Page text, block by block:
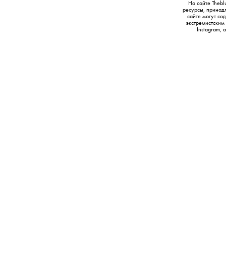
На сайте
ресурсы,
сайте могут
Instagram,